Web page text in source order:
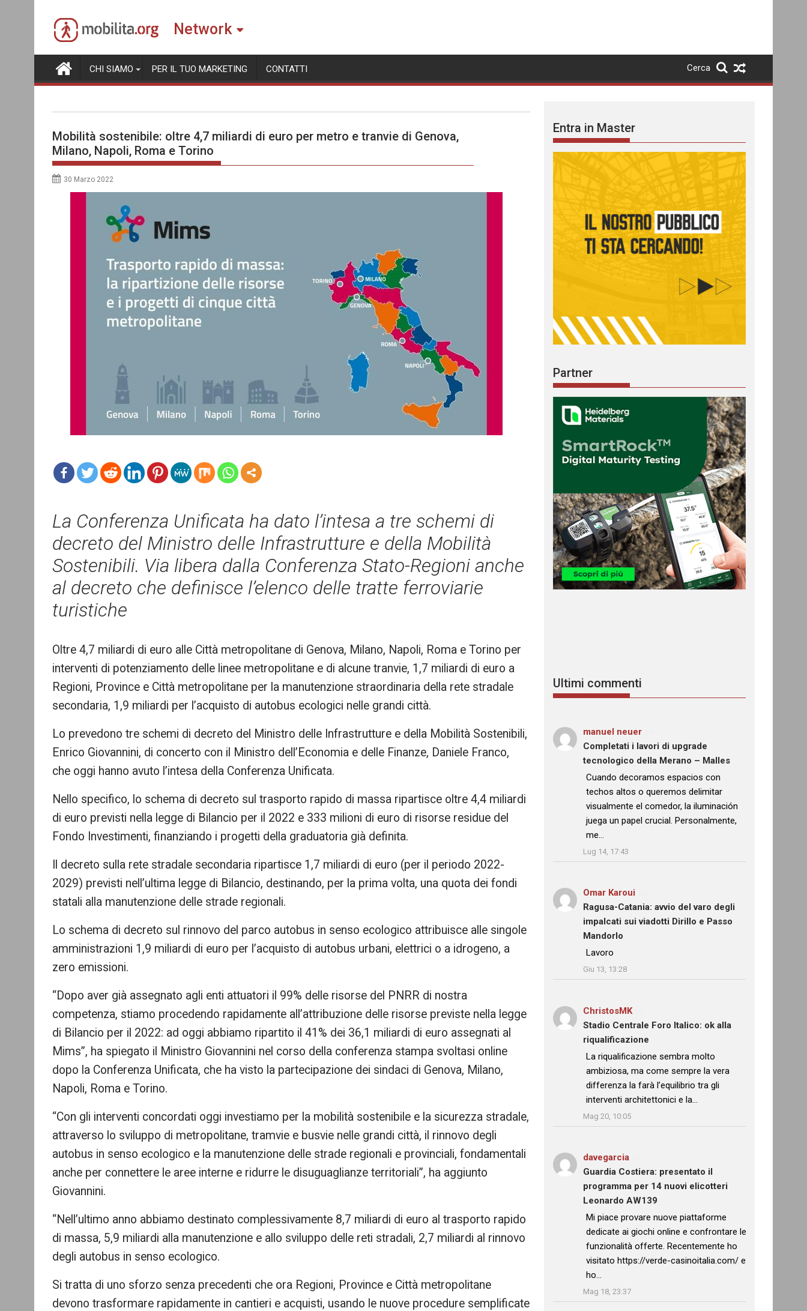
content
Network
CHI SIAMO PER IL TUO MARKETING CONTATTI Cerca
Mobilità sostenibile: oltre 4,7 miliardi di euro per metro e tranvie di Genova,
Milano, Napoli, Roma e Torino
30 Marzo 2022
La Conferenza Unificata ha dato l’intesa a tre schemi di
decreto del Ministro delle Infrastrutture e della Mobilità
Sostenibili. Via libera dalla Conferenza Stato-Regioni anche
al decreto che definisce l’elenco delle tratte ferroviarie
turistiche
Oltre 4,7 miliardi di euro alle Città metropolitane di Genova, Milano, Napoli, Roma e Torino per
interventi di potenziamento delle linee metropolitane e di alcune tranvie, 1,7 miliardi di euro a
Regioni, Province e Città metropolitane per la manutenzione straordinaria della rete stradale
secondaria, 1,9 miliardi per l’acquisto di autobus ecologici nelle grandi città.
Lo prevedono tre schemi di decreto del Ministro delle Infrastrutture e della Mobilità Sostenibili,
Enrico Giovannini, di concerto con il Ministro dell’Economia e delle Finanze, Daniele Franco,
che oggi hanno avuto l’intesa della Conferenza Unificata.
Nello specifico, lo schema di decreto sul trasporto rapido di massa ripartisce oltre 4,4 miliardi
di euro previsti nella legge di Bilancio per il 2022 e 333 milioni di euro di risorse residue del
Fondo Investimenti, finanziando i progetti della graduatoria già definita.
Il decreto sulla rete stradale secondaria ripartisce 1,7 miliardi di euro (per il periodo 2022-
2029) previsti nell’ultima legge di Bilancio, destinando, per la prima volta, una quota dei fondi
statali alla manutenzione delle strade regionali.
Lo schema di decreto sul rinnovo del parco autobus in senso ecologico attribuisce alle singole
amministrazioni 1,9 miliardi di euro per l’acquisto di autobus urbani, elettrici o a idrogeno, a
zero emissioni.
“Dopo aver già assegnato agli enti attuatori il 99% delle risorse del PNRR di nostra
competenza, stiamo procedendo rapidamente all’attribuzione delle risorse previste nella legge
di Bilancio per il 2022: ad oggi abbiamo ripartito il 41% dei 36,1 miliardi di euro assegnati al
Mims”, ha spiegato il Ministro Giovannini nel corso della conferenza stampa svoltasi online
dopo la Conferenza Unificata, che ha visto la partecipazione dei sindaci di Genova, Milano,
Napoli, Roma e Torino.
“Con gli interventi concordati oggi investiamo per la mobilità sostenibile e la sicurezza stradale,
attraverso lo sviluppo di metropolitane, tramvie e busvie nelle grandi città, il rinnovo degli
autobus in senso ecologico e la manutenzione delle strade regionali e provinciali, fondamentali
anche per connettere le aree interne e ridurre le disuguaglianze territoriali”, ha aggiunto
Giovannini.
“Nell’ultimo anno abbiamo destinato complessivamente 8,7 miliardi di euro al trasporto rapido
di massa, 5,9 miliardi alla manutenzione e allo sviluppo delle reti stradali, 2,7 miliardi al rinnovo
degli autobus in senso ecologico.
Si tratta di uno sforzo senza precedenti che ora Regioni, Province e Città metropolitane
devono trasformare rapidamente in cantieri e acquisti, usando le nuove procedure semplificate
Entra in Master
Partner
Ultimi commenti
manuel neuer
Completati i lavori di upgrade
tecnologico della Merano – Malles
: “
Cuando decoramos espacios con
techos altos o queremos delimitar
visualmente el comedor, la iluminación
juega un papel crucial. Personalmente,
me…
Lug 14, 17:43
Omar Karoui
Ragusa-Catania: avvio del varo degli
impalcati sui viadotti Dirillo e Passo
Mandorlo
: “Lavoro
Giu 13, 13:28
ChristosMKsu
Stadio Centrale Foro Italico: ok alla
riqualificazione
: “La riqualificazione sembra molto
ambiziosa, ma come sempre la vera
differenza la farà l’equilibrio tra gli
interventi architettonici e la…
Mag 20, 10:05
davegarcia
Guardia Costiera: presentato il
programma per 14 nuovi elicotteri
Leonardo AW139
: “
Mi piace provare nuove piattaforme
dedicate ai giochi online e confrontare le
funzionalità offerte. Recentemente ho
visitato https://verde-casinoitalia.com/ e
ho…
Mag 18, 23:37